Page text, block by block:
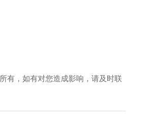
有，如有对您造成影响，请及时联